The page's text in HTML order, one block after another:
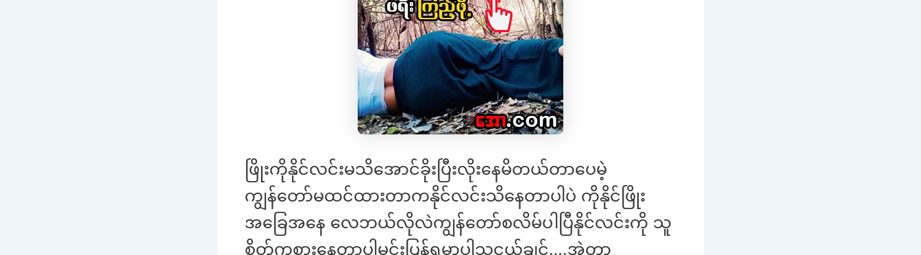
ဖြိုးကိုနိုင်လင်းမသိအောင်ခိုးပြီးလိုးနေမိတယ်တာပေမဲ့
ကျွန်တော်မထင်ထားတာကနိုင်လင်းသိနေတာပါပဲ ကိုနိုင်ဖြိုး
အခြေအနေ လေဘယ်လိုလဲကျွန်တော်စလိမ်ပါပြီနိုင်လင်းကို သူ
စိတ်ကစားနေတာပါမင်းပြန်ရမှာပါသူငယ်ချင်….အဲ့တာ